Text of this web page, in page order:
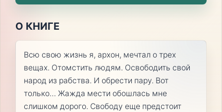
О КНИГЕ
Всю свою жизнь я, архон, мечтал о трех
вещах. Отомстить людям. Освободить свой
народ из рабства. И обрести пару. Вот
только… Жажда мести обошлась мне
слишком дорого. Свободу еще предстоит